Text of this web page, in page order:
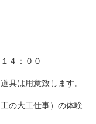
４：００
具は用意致します。
の大工仕事）の体験